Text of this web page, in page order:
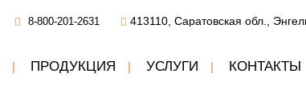
8-800-201-2631 413110, Саратовская обл.,
ПРОДУКЦИЯ УСЛУГИ КОНТАКТЫ